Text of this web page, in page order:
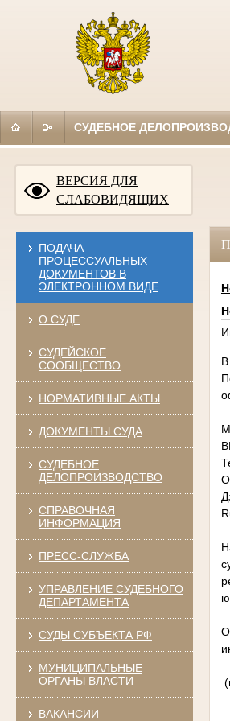
СУДЕБНОЕ
ВЕРСИЯ ДЛЯ
СЛАБОВИДЯЩИХ
ПОДАЧА
ПРОЦЕССУАЛЬНЫХ
ДОКУМЕНТОВ В
ЭЛЕКТРОННОМ ВИДЕ
О СУДЕ
СУДЕЙСКОЕ
СООБЩЕСТВО
НОРМАТИВНЫЕ АКТЫ
ДОКУМЕНТЫ СУДА
СУДЕБНОЕ
ДЕЛОПРОИЗВОДСТВО
СПРАВОЧНАЯ
ИНФОРМАЦИЯ
ПРЕСС-СЛУЖБА
УПРАВЛЕНИЕ СУДЕБНОГО
ДЕПАРТАМЕНТА
СУДЫ СУБЪЕКТА РФ
МУНИЦИПАЛЬНЫЕ
ОРГАНЫ ВЛАСТИ
ВАКАНСИИ